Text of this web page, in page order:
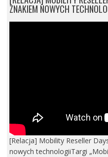
ZNAKIEM NOWYCH
[Relacja] Mobility Reseller
nowych technologiiTargi